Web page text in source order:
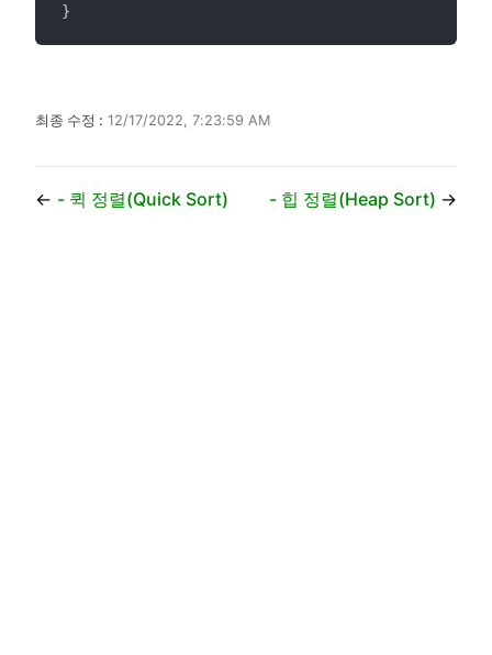
}
최종 수정 : 12/17/2022, 7:23:59 AM
← - 퀵 정렬(Quick Sort) - 힙 정렬(Heap Sort) →